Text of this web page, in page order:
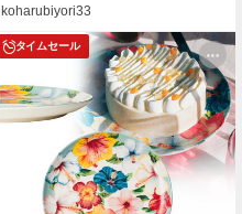
koharubiyori33
タイムセール